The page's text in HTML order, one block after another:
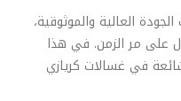
العالية والموثوقية،
على مر الزمن. في هذا
في غسالات كريازي